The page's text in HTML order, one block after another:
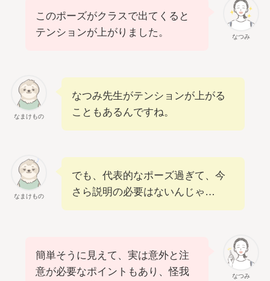
なつみ
このポーズがクラスで出てくると
テンションが上がりました。
なまけもの
なつみ先生がテンションが上がる
こともあるんですね。
なまけもの
でも、代表的なポーズ過ぎて、今
さら説明の必要はないんじゃ…
なつみ
簡単そうに見えて、実は意外と注
意が必要なポイントもあり、怪我